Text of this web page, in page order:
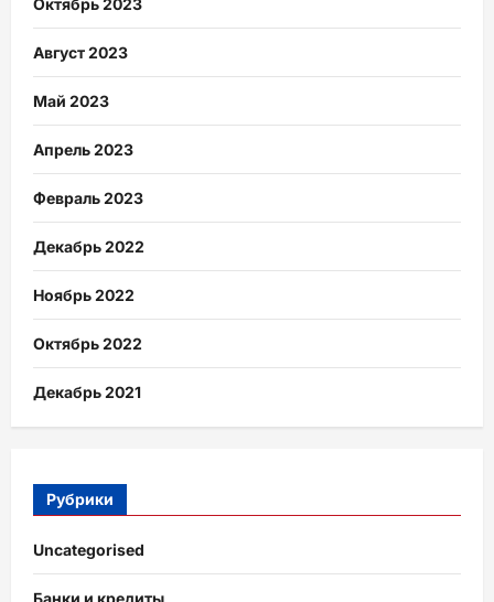
Октябрь 2023
Август 2023
Май 2023
Апрель 2023
Февраль 2023
Декабрь 2022
Ноябрь 2022
Октябрь 2022
Декабрь 2021
Рубрики
Uncategorised
Банки и кредиты